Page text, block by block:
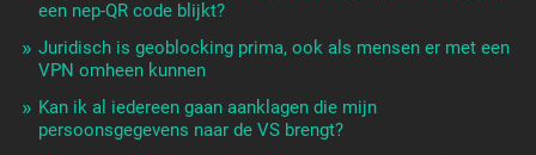
een nep-QR code blijkt?
Juridisch is geoblocking prima, ook als mensen er met een
VPN omheen kunnen
Kan ik al iedereen gaan aanklagen die mijn
persoonsgegevens naar de VS brengt?